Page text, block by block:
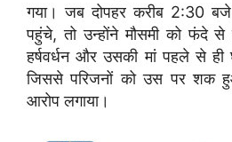
गया। जब दोपहर करीब 2:30
पहुंचे, तो उन्होंने मौसमी को फंदे से
हर्षवर्धन और उसकी मां पहले से
जिससे परिजनों को उस पर शक
आरोप लगाया।